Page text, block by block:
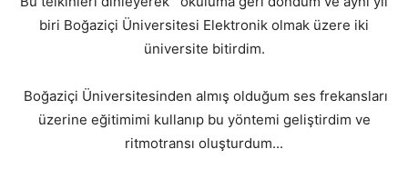
biri Boğaziçi Üniversitesi Elektronik olmak üzere iki
üniversite bitirdim.
Boğaziçi Üniversitesinden almış olduğum ses frekansları
üzerine eğitimimi kullanıp bu yöntemi geliştirdim ve
ritmotransı oluşturdum...